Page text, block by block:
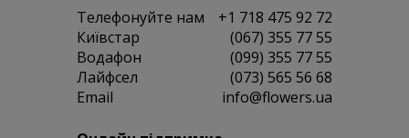
Телефонуйте нам
+1 718 475 92 72
Київстар
(067) 355 77 55
Водафон
(099) 355 77 55
Лайфсел
(073) 565 56 68
Email
info@flowers.ua